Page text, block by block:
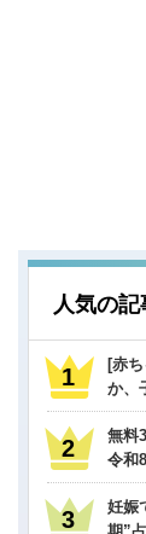
人気の記
[赤
か、
無料
令和
妊娠